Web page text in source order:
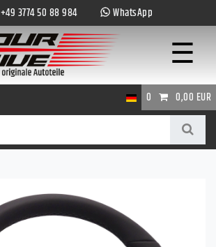
+49 3774 50 88 984 WhatsApp
☰
0 0,00 EUR